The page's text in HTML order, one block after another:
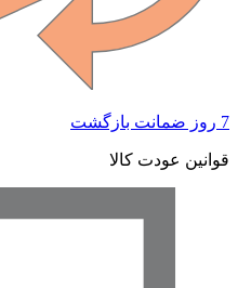
عودت کالا